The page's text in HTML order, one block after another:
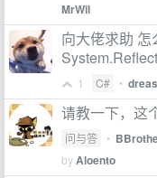
MrWil
向大佬求助 怎
1 C# •
请教一下，这
问与答 •
byAloento